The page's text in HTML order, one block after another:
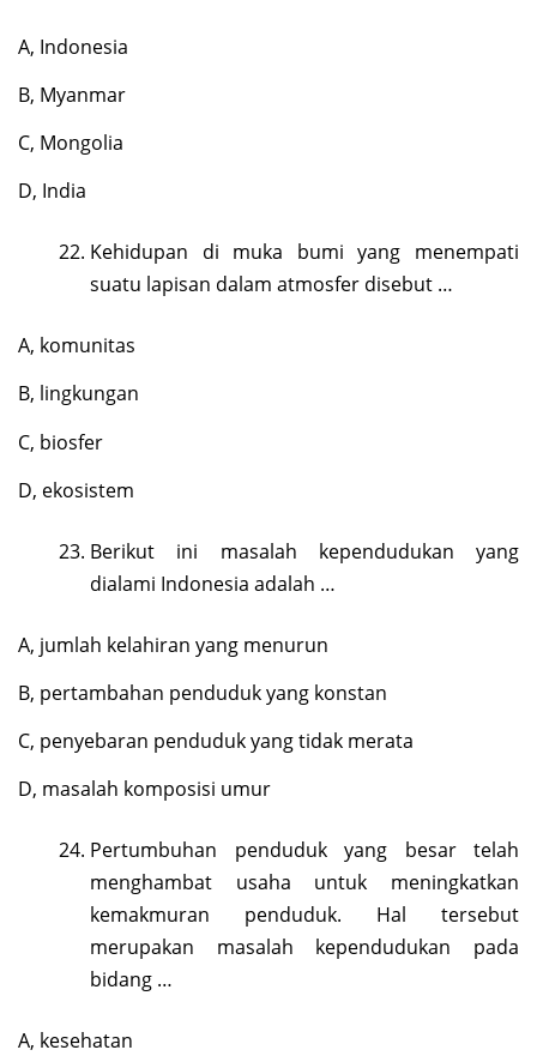
A, Indonesia
B, Myanmar
C, Mongolia
D, India
Kehidupan di muka bumi yang menempati
suatu lapisan dalam atmosfer disebut …
A, komunitas
B, lingkungan
C, biosfer
D, ekosistem
Berikut ini masalah kependudukan yang
dialami Indonesia adalah …
A, jumlah kelahiran yang menurun
B, pertambahan penduduk yang konstan
C, penyebaran penduduk yang tidak merata
D, masalah komposisi umur
Pertumbuhan penduduk yang besar telah
menghambat usaha untuk meningkatkan
kemakmuran penduduk. Hal tersebut
merupakan masalah kependudukan pada
bidang …
A, kesehatan